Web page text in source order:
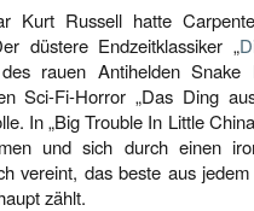
Kurt Russell hatte
düstere Endzeitklassiker „
des rauen Antihelden
Sci-Fi-Horror „Das Ding
In „Big Trouble In Little
und sich durch einen
vereint, das beste aus
zählt.